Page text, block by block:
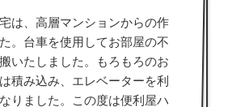
は、高層マンションからの作
。台車を使用してお部屋の不
いたしました。もろもろのお
積み込み、エレベーターを利
りました。この度は便利屋ハ